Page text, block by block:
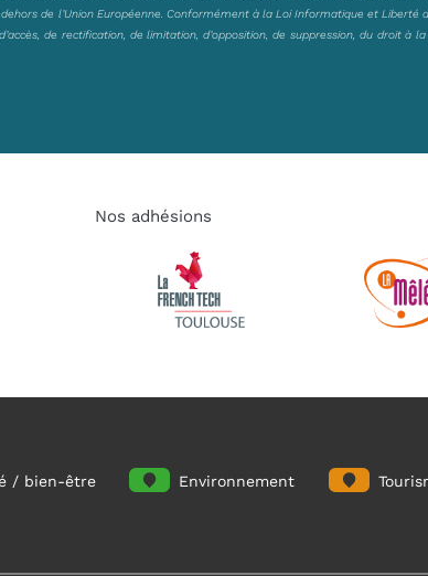
de l’Union Européenne. Conformément à la Loi Informatique et Liberté
de rectification, de limitation, d’opposition, de suppression, du droit
Nos adhésions
/ bien-être Environnement